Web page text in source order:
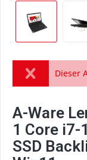
Dieser
A-Ware
1 Core i7-
SSD